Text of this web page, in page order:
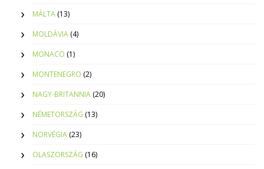
MÁLTA (13)
MOLDÁVIA (4)
MONACO (1)
MONTENEGRO (2)
NAGY-BRITANNIA (20)
NÉMETORSZÁG (13)
NORVÉGIA (23)
OLASZORSZÁG (16)